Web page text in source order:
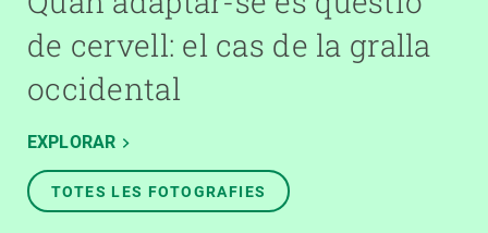
de cervell: el cas de la gralla
occidental
EXPLORAR
TOTES LES FOTOGRAFIES